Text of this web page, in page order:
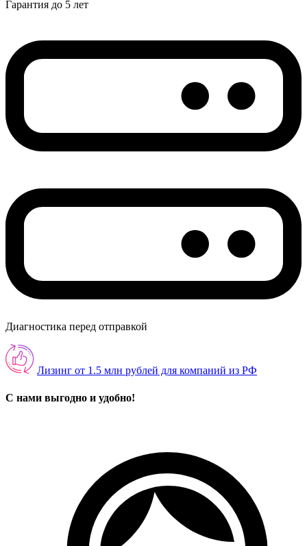
Гарантия до 5 лет
Диагностика перед отправкой
Лизинг от 1.5 млн рублей для компаний из РФ
С нами выгодно и удобно!